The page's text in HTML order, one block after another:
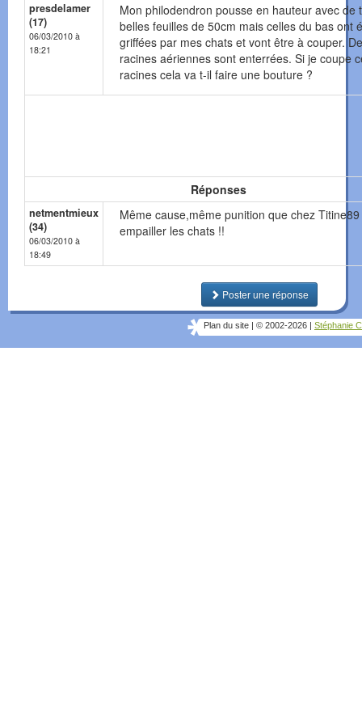
presdelamer
(17)
06/03/2010 à
18:21
Mon philodendron pousse en hauteur avec de
belles feuilles de 50cm mais celles du bas ont
griffées par mes chats et vont être à couper.
racines aériennes sont enterrées. Si je coupe
racines cela va t-il faire une bouture ?
Réponses
netmentmieux
(34)
06/03/2010 à
18:49
Même cause,même punition que chez
empailler les chats !!
Poster une réponse
Plan du site © 2002-2026 Stéphanie C